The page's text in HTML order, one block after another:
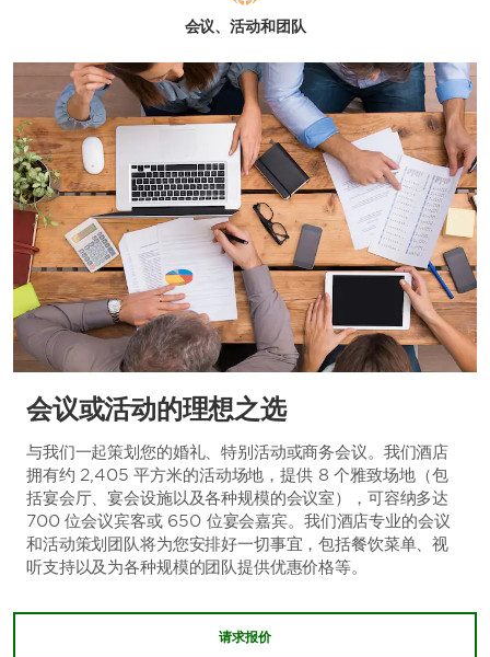
会议、活动和团队
会议或活动的理想之选
与我们一起策划您的婚礼、特别活动或商务会议。我们酒店
拥有约 2,405 平方米的活动场地，提供 8 个雅致场地（包
括宴会厅、宴会设施以及各种规模的会议室），可容纳多达
700 位会议宾客或 650 位宴会嘉宾。我们酒店专业的会议
和活动策划团队将为您安排好一切事宜，包括餐饮菜单、视
听支持以及为各种规模的团队提供优惠价格等。
请求报价